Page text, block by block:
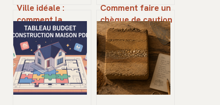
Ville idéale :
comment la
penser, la
construire, y vivre
au quotidien
Comment faire un
chèque de caution
non encaissable
en toute sécurité